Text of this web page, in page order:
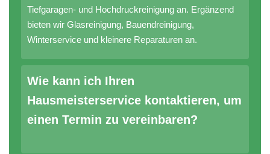
Tiefgaragen- und Hochdruckreinigung an. Ergänzend
bieten wir Glasreinigung, Bauendreinigung,
Winterservice und kleinere Reparaturen an.
Wie kann ich Ihren
Hausmeisterservice kontaktieren, um
einen Termin zu vereinbaren?